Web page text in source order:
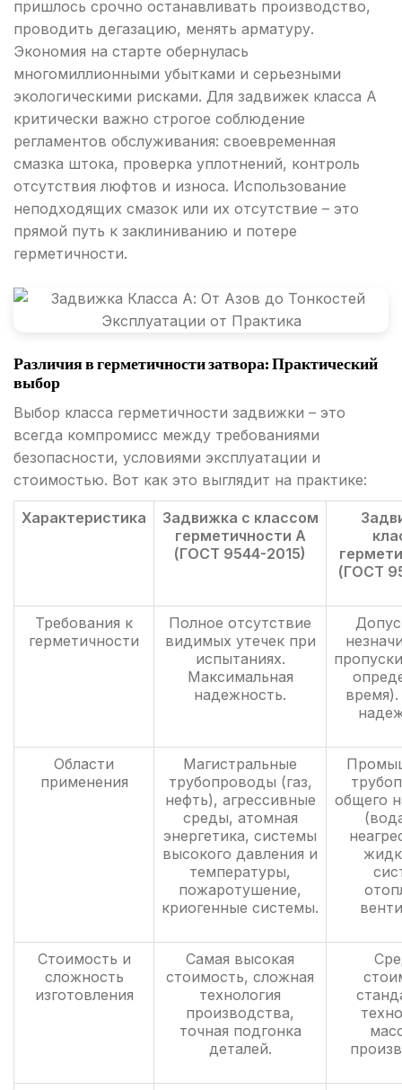
пришлось срочно останавливать производство,
проводить дегазацию, менять арматуру.
Экономия на старте обернулась
многомиллионными убытками и серьезными
экологическими рисками. Для задвижек класса А
критически важно строгое соблюдение
регламентов обслуживания: своевременная
смазка штока, проверка уплотнений, контроль
отсутствия люфтов и износа. Использование
неподходящих смазок или их отсутствие – это
прямой путь к заклиниванию и потере
герметичности.
Различия в герметичности затвора: Практический
выбор
Выбор класса герметичности задвижки – это
всегда компромисс между требованиями
безопасности, условиями эксплуатации и
стоимостью. Вот как это выглядит на практике:
Характеристика
Задвижка с классом
герметичности А
(ГОСТ 9544-2015)
(ГОСТ
Требования к
герметичности
Полное отсутствие
видимых утечек при
испытаниях.
Максимальная
надежность.
Области
применения
Магистральные
трубопроводы (газ,
нефть), агрессивные
среды, атомная
энергетика, системы
высокого давления и
температуры,
пожаротушение,
криогенные системы.
общего
Стоимость и
сложность
изготовления
Самая высокая
стоимость, сложная
технология
производства,
точная подгонка
деталей.